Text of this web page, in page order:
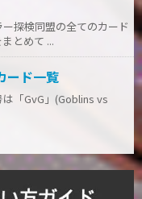
探検同盟の全てのカード
とめて ...
ード一覧
「GvG」(Goblins vs